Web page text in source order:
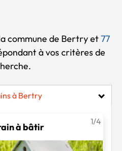
commune de Bertry et77
à vos critères de
à Bertry
à bâtir
1/4